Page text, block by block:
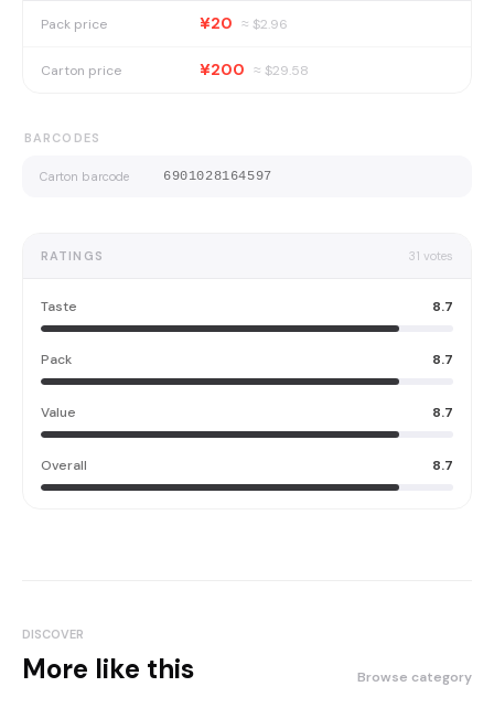
Pack price ¥20 ≈ $2.96
Carton price ¥200 ≈ $29.58
BARCODES
Carton barcode 6901028164597
RATINGS 31 votes
Taste 8.7
Pack 8.7
Value 8.7
Overall 8.7
DISCOVER
More like this Browse category